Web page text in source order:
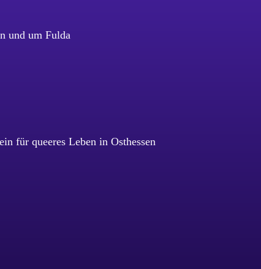
und um Fulda
für queeres Leben in Osthessen